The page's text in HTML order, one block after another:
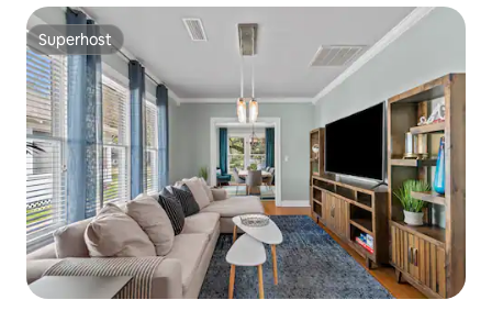
Superhost
Superhost